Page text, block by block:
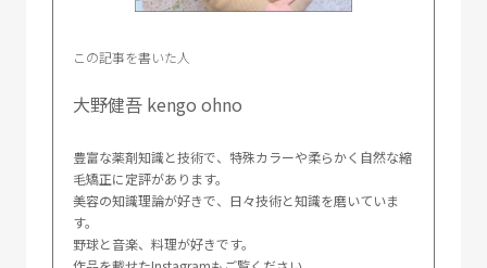
この記事を書いた人
大野健吾 kengo ohno
豊富な薬剤知識と技術で、特殊カラーや柔らかく自然な縮
毛矯正に定評があります。
美容の知識理論が好きで、日々技術と知識を磨いていま
す。
野球と音楽、料理が好きです。